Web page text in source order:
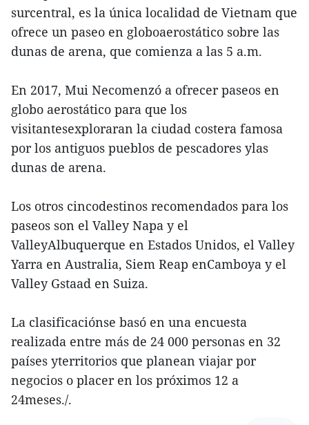
surcentral, es la única localidad de Vietnam que
ofrece un paseo en globoaerostático sobre las
dunas de arena, que comienza a las 5 a.m.
En 2017, Mui Necomenzó a ofrecer paseos en
globo aerostático para que los
visitantesexploraran la ciudad costera famosa
por los antiguos pueblos de pescadores ylas
dunas de arena.
Los otros cincodestinos recomendados para los
paseos son el Valley Napa y el
ValleyAlbuquerque en Estados Unidos, el Valley
Yarra en Australia, Siem Reap enCamboya y el
Valley Gstaad en Suiza.
La clasificaciónse basó en una encuesta
realizada entre más de 24 000 personas en 32
países yterritorios que planean viajar por
negocios o placer en los próximos 12 a
24meses./.